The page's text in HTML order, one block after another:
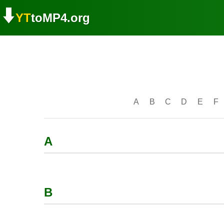
⬇️YTtoMP4.org
A B C D E F
A
B